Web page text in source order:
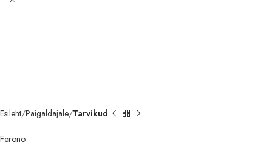
Esileht Paigaldajale Tarvikud
Ferono